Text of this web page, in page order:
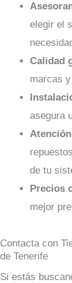
elegir el
Calidad
marcas
asegura
de tu
Precios
mejor
Contacta con
de Tenerife
Si estás